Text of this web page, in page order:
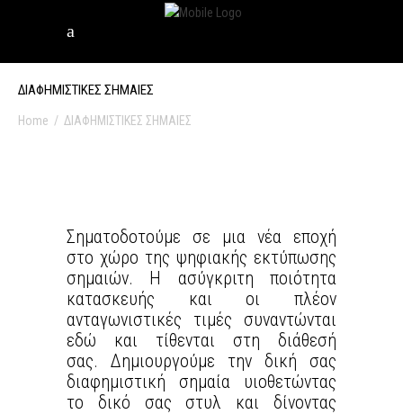
ΔΙΑΦΗΜΙΣΤΙΚΕΣ ΣΗΜΑΙΕΣ
Home / ΔΙΑΦΗΜΙΣΤΙΚΕΣ ΣΗΜΑΙΕΣ
Σηματοδοτούμε σε μια νέα εποχή
στο χώρο της ψηφιακής εκτύπωσης
σημαιών. Η ασύγκριτη ποιότητα
κατασκευής και οι πλέον
ανταγωνιστικές τιμές συναντώνται
εδώ και τίθενται στη διάθεσή
σας. Δημιουργούμε την δική σας
διαφημιστική σημαία υιοθετώντας
το δικό σας στυλ και δίνοντας